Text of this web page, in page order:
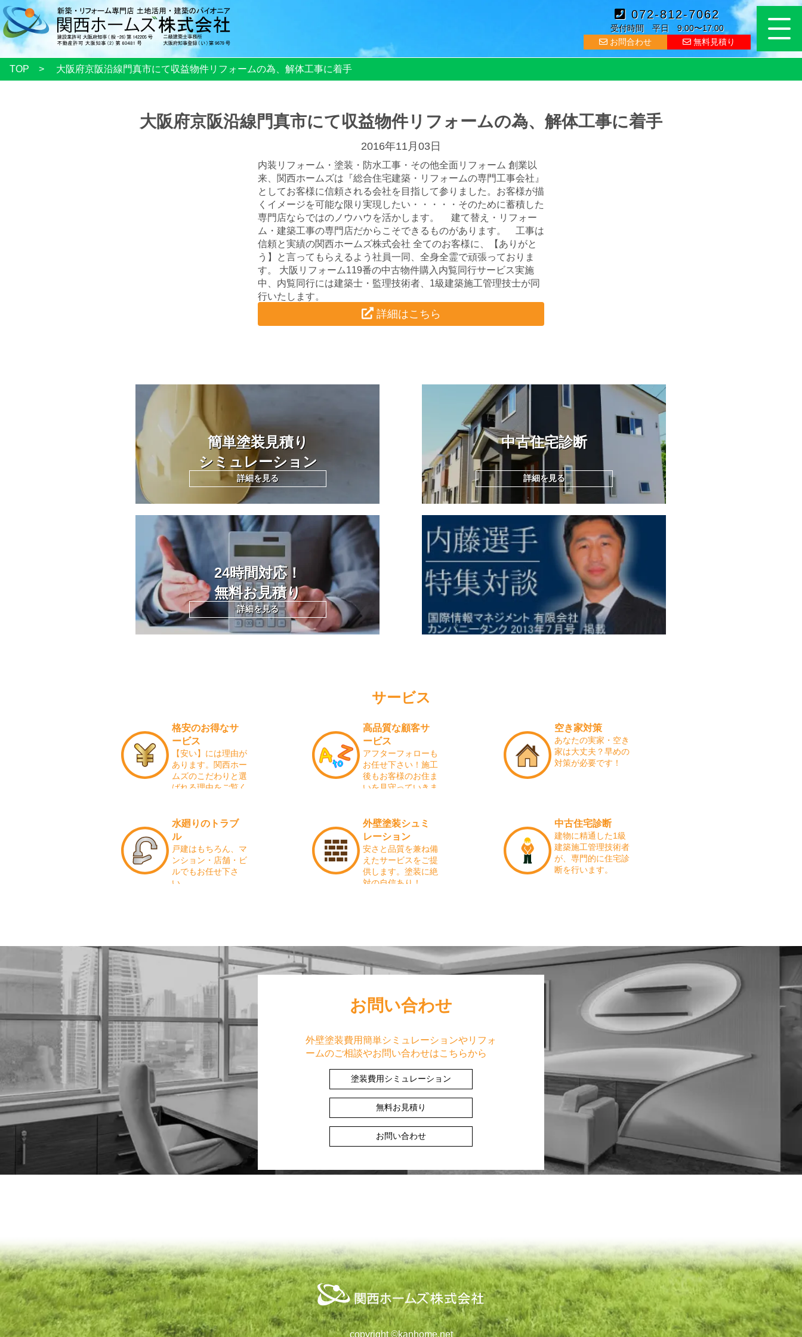
072-812-7062
受付時間 平日 9:00〜17:00
お問合わせ
無料見積り
TOP 大阪府京阪沿線門真市にて収益物件リフォームの為、解体工事に着手
大阪府京阪沿線門真市にて収益物件リフォームの為、解体工事に着手
2016年11月03日
内装リフォーム・塗装・防水工事・その他全面リフォーム 創業以
来、関西ホームズは『総合住宅建築・リフォームの専門工事会社』
としてお客様に信頼される会社を目指して参りました。お客様が描
くイメージを可能な限り実現したい・・・・・そのために蓄積した
専門店ならではのノウハウを活かします。 建て替え・リフォー
ム・建築工事の専門店だからこそできるものがあります。 工事は
信頼と実績の関西ホームズ株式会社 全てのお客様に、【ありがと
う】と言ってもらえるよう社員一同、全身全霊で頑張っておりま
す。 大阪リフォーム119番の中古物件購入内覧同行サービス実施
中、内覧同行には建築士・監理技術者、1級建築施工管理技士が同
行いたします。
詳細はこちら
簡単塗装見積り
シミュレーション
詳細を見る
中古住宅診断
詳細を見る
24時間対応！
無料お見積り
詳細を見る
サービス
格安のお得なサ
ービス
【安い】には理由が
あります。関西ホー
ムズのこだわりと選
ばれる理由をご覧く
高品質な顧客サ
ービス
アフターフォローも
お任せ下さい！施工
後もお客様のお住ま
いを見守っていきま
空き家対策
あなたの実家・空き
家は大丈夫？早めの
対策が必要です！
水廻りのトラブ
ル
戸建はもちろん、マ
ンション・店舗・ビ
ルでもお任せ下さ
い。
外壁塗装シュミ
レーション
安さと品質を兼ね備
えたサービスをご提
供します。塗装に絶
対の自信あり！
中古住宅診断
建物に精通した1級
建築施工管理技術者
が、専門的に住宅診
断を行います。
お問い合わせ
外壁塗装費用簡単シミュレーションやリフォ
ームのご相談やお問い合わせはこちらから
塗装費用シミュレーション
無料お見積り
お問い合わせ
copyright ©︎kanhome.net